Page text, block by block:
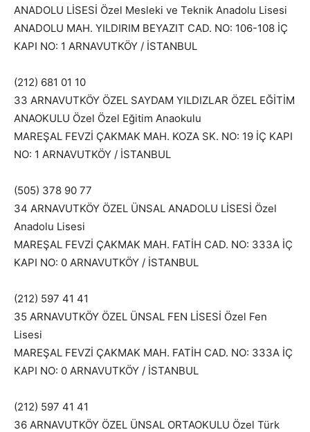
ANADOLU LİSESİ Özel Mesleki ve Teknik Anadolu Lisesi
ANADOLU MAH. YILDIRIM BEYAZIT CAD. NO: 106-108 İÇ
KAPI NO: 1 ARNAVUTKÖY / İSTANBUL
(212) 681 01 10
33 ARNAVUTKÖY ÖZEL SAYDAM YILDIZLAR ÖZEL EĞİTİM
ANAOKULU Özel Özel Eğitim Anaokulu
MAREŞAL FEVZİ ÇAKMAK MAH. KOZA SK. NO: 19 İÇ KAPI
NO: 1 ARNAVUTKÖY / İSTANBUL
(505) 378 90 77
34 ARNAVUTKÖY ÖZEL ÜNSAL ANADOLU LİSESİ Özel
Anadolu Lisesi
MAREŞAL FEVZİ ÇAKMAK MAH. FATİH CAD. NO: 333A İÇ
KAPI NO: 0 ARNAVUTKÖY / İSTANBUL
(212) 597 41 41
35 ARNAVUTKÖY ÖZEL ÜNSAL FEN LİSESİ Özel Fen
Lisesi
MAREŞAL FEVZİ ÇAKMAK MAH. FATİH CAD. NO: 333A İÇ
KAPI NO: 0 ARNAVUTKÖY / İSTANBUL
(212) 597 41 41
36 ARNAVUTKÖY ÖZEL ÜNSAL ORTAOKULU Özel Türk